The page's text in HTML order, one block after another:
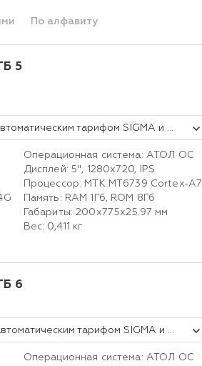
По алфавиту
5
Смарт-терминал АТОЛ СТБ 5 с автоматическим тарифом SIGMA и ИТС (без ФН, 5.0)
Операционная система: АТОЛ ОС
Дисплей: 5'', 1280x720, IPS
Процессор: MTK MT6739 Cortex-A7
Память: RAM 1Гб, ROM 8Гб
Габариты: 200х77.5х25.97 мм
Вес: 0,411 кг
6
Смарт-терминал АТОЛ СТБ 6 с автоматическим тарифом SIGMA и ИТС (без ФН, 5.0)
Операционная система: АТОЛ ОС